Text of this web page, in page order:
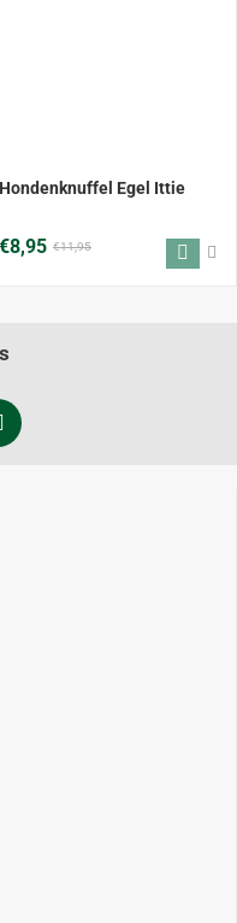
Hondenknuffel Egel Ittie
€8,95 €11,95